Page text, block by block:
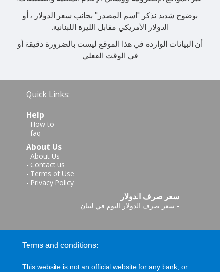
بوضوح شديد نذكر "اسم المصدر" بجانب سعر الدولار ، أو
الدولار الأمريكي مقابل الليرة اللبنانية.
أن البيانات الواردة في هذا الموقع ليست بالضرورة دقيقة أو
في الوقت الفعلي
Quick Links:
Help
- How to
- faq
About Us
- About Us
- Contact us
- Terms of Use
- Privacy Policy
سعر صرف الدولار
- سعر صرف الدولار اليوم في لبنان
Terms and conditions:
This website is not an official website for any bank, or